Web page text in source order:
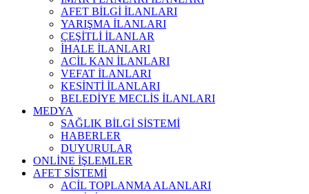
AFET BİLGİ İLANLARI
YARIŞMA İLANLARI
ÇEŞİTLİ İLANLAR
İHALE İLANLARI
ACİL KAN İLANLARI
VEFAT İLANLARI
KESİNTİ İLANLARI
BELEDİYE MECLİS İLANLARI
MEDYA
SAĞLIK BİLGİ SİSTEMİ
HABERLER
DUYURULAR
ONLİNE İŞLEMLER
AFET SİSTEMİ
ACİL TOPLANMA ALANLARI